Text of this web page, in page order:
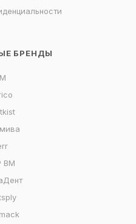
БРЕНДЫ
ВМ